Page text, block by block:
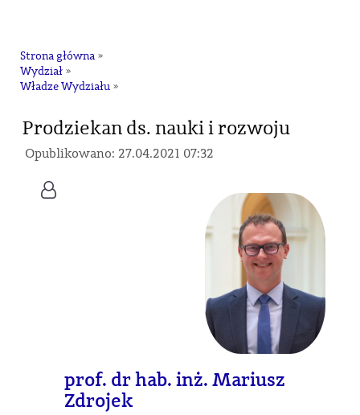
Strona główna »
Wydział »
Władze Wydziału »
Prodziekan ds. nauki i rozwoju
Opublikowano: 27.04.2021 07:32
prof. dr hab. inż. Mariusz
Zdrojek